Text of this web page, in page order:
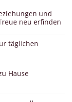
und
neu erfinden
täglichen
Hause